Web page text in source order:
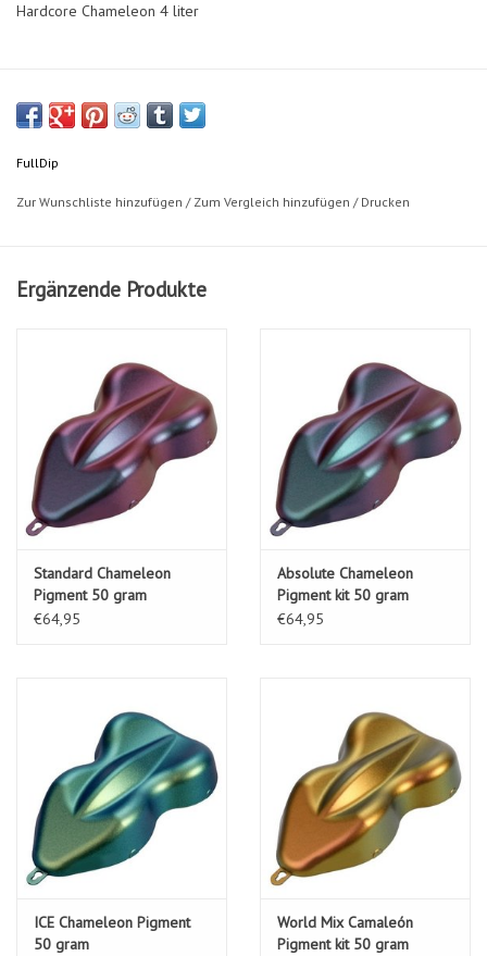
Hardcore Chameleon 4 liter
FullDip
Zur Wunschliste hinzufügen / Zum Vergleich hinzufügen / Drucken
Ergänzende Produkte
Standard Chameleon
Pigment 50 gram
€64,95
Absolute Chameleon
Pigment kit 50 gram
€64,95
ICE Chameleon Pigment
50 gram
World Mix Camaleón
Pigment kit 50 gram